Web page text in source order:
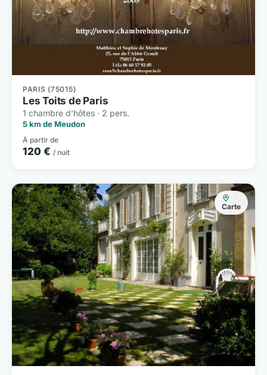
PARIS (75015)
Les Toits de Paris
1 chambre d'hôtes · 2 pers.
5 km de Meudon
À partir de
120 € / nuit
Carte